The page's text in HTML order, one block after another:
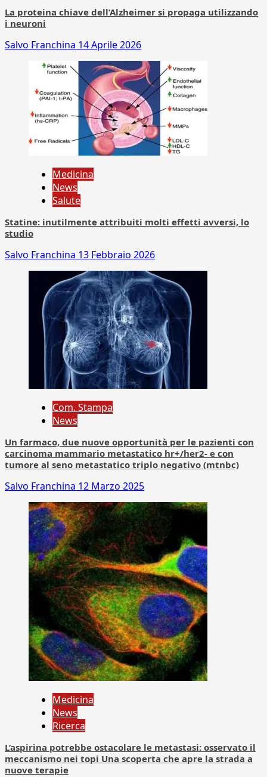
La proteina chiave dell’Alzheimer si propaga utilizzando
i neuroni
Salvo Franchina 14 Aprile 2026
Medicina
News
Salute
Statine: inutilmente attribuiti molti effetti avversi, lo
studio
Salvo Franchina 13 Febbraio 2026
Com. Stampa
News
Un farmaco, due nuove opportunità per le pazienti con
carcinoma mammario metastatico hr+/her2- e con
tumore al seno metastatico triplo negativo (mtnbc)
Salvo Franchina 12 Marzo 2025
Medicina
News
Ricerca
L’aspirina potrebbe ostacolare le metastasi: osservato il
meccanismo nei topi Una scoperta che apre la strada a
nuove terapie